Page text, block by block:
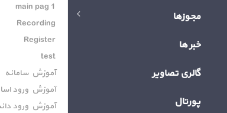
مجوزها
خبر ها
گالری تصاویر
پورتال
main pag 1
Recording
Register
test
آموزش سامانه
آموزش ورود
آموزش ورود